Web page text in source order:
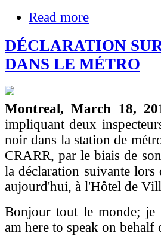
Read more
DÉCLARATION
DANS LE MÉTRO
Montreal, March 18,
impliquant deux
noir dans la station de
CRARR, par le biais de
la déclaration suivante lors
aujourd'hui, à l'Hôtel de
Bonjour tout le monde; je
am here to speak on behalf